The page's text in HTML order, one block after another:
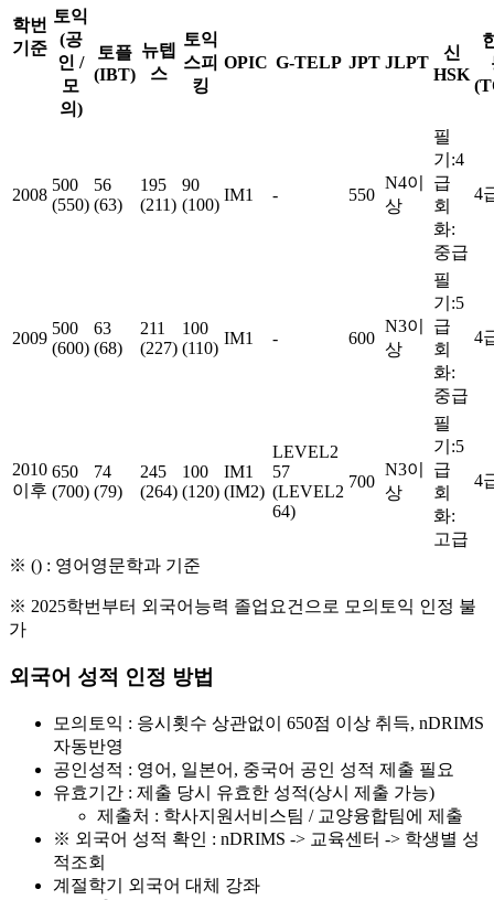
학번
기준
토익
(공
인 /
모
의)
토플
(IBT)
뉴텝
스
토익
스피
킹
OPIC G-TELP JPT JLPT
신
HSK
2008
500
(550)
56
(63)
195
(211)
90
(100)
IM1 - 550
N4이
상
필
기:4
급
회
화:
중급
4
2009
500
(600)
63
(68)
211
(227)
100
(110)
IM1 - 600
N3이
상
필
기:5
급
회
화:
중급
4
2010
이후
650
(700)
74
(79)
245
(264)
100
(120)
IM1
(IM2)
LEVEL2
57
(LEVEL2
64)
700
N3이
상
필
기:5
급
회
화:
고급
4
※ () : 영어영문학과 기준
※ 2025학번부터 외국어능력 졸업요건으로 모의토익 인정 불
가
외국어 성적 인정 방법
모의토익 : 응시횟수 상관없이 650점 이상 취득, nDRIMS
자동반영
공인성적 : 영어, 일본어, 중국어 공인 성적 제출 필요
유효기간 : 제출 당시 유효한 성적(상시 제출 가능)
제출처 : 학사지원서비스팀 / 교양융합팀에 제출
※ 외국어 성적 확인 : nDRIMS -> 교육센터 -> 학생별 성
적조회
계절학기 외국어 대체 강좌